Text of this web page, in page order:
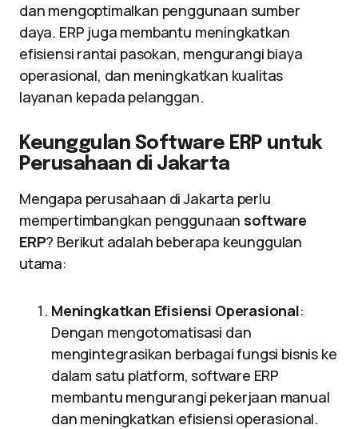
dan mengoptimalkan penggunaan sumber
daya. ERP juga membantu meningkatkan
efisiensi rantai pasokan, mengurangi biaya
operasional, dan meningkatkan kualitas
layanan kepada pelanggan.
Keunggulan Software ERP untuk
Perusahaan di Jakarta
Mengapa perusahaan di Jakarta perlu
mempertimbangkan penggunaan software
ERP? Berikut adalah beberapa keunggulan
utama:
Meningkatkan Efisiensi Operasional:
Dengan mengotomatisasi dan
mengintegrasikan berbagai fungsi bisnis ke
dalam satu platform, software ERP
membantu mengurangi pekerjaan manual
dan meningkatkan efisiensi operasional.